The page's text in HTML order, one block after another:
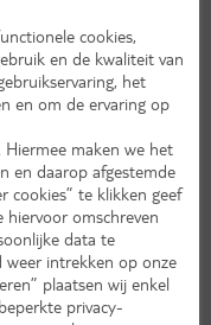
1692,-
per persoon
Bekijk
cookies,
en de kwaliteit van
het
en om de ervaring op
. Hiermee maken we het
en daarop afgestemde
cookies” te klikken geef
hiervoor omschreven
data te
weer intrekken op onze
plaatsen wij enkel
privacy-